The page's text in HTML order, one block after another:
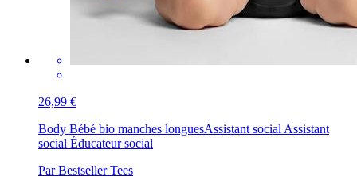
26,99 €
Body Bébé bio manches longuesAssistant social Assistant
social Éducateur social
Par Bestseller Tees